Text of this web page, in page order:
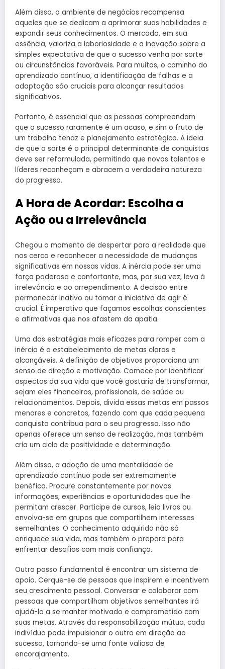
Além disso, o ambiente de negócios recompensa
aqueles que se dedicam a aprimorar suas habilidades e
expandir seus conhecimentos. O mercado, em sua
essência, valoriza a laboriosidade e a inovação sobre a
simples expectativa de que o sucesso venha por sorte
ou circunstâncias favoráveis. Para muitos, o caminho do
aprendizado contínuo, a identificação de falhas e a
adaptação são cruciais para alcançar resultados
significativos.
Portanto, é essencial que as pessoas compreendam
que o sucesso raramente é um acaso, e sim o fruto de
um trabalho tenaz e planejamento estratégico. A ideia
de que a sorte é o principal determinante de conquistas
deve ser reformulada, permitindo que novos talentos e
líderes reconheçam e abracem a verdadeira natureza
do progresso.
A Hora de Acordar: Escolha a
Ação ou a Irrelevância
Chegou o momento de despertar para a realidade que
nos cerca e reconhecer a necessidade de mudanças
significativas em nossas vidas. A inércia pode ser uma
força poderosa e confortante, mas, por sua vez, leva à
irrelevância e ao arrependimento. A decisão entre
permanecer inativo ou tomar a iniciativa de agir é
crucial. É imperativo que façamos escolhas conscientes
e afirmativas que nos afastem da apatia.
Uma das estratégias mais eficazes para romper com a
inércia é o estabelecimento de metas claras e
alcançáveis. A definição de objetivos proporciona um
senso de direção e motivação. Comece por identificar
aspectos da sua vida que você gostaria de transformar,
sejam eles financeiros, profissionais, de saúde ou
relacionamentos. Depois, divida essas metas em passos
menores e concretos, fazendo com que cada pequena
conquista contribua para o seu progresso. Isso não
apenas oferece um senso de realização, mas também
cria um ciclo de positividade e determinação.
Além disso, a adoção de uma mentalidade de
aprendizado contínuo pode ser extremamente
benéfica. Procure constantemente por novas
informações, experiências e oportunidades que lhe
permitam crescer. Participe de cursos, leia livros ou
envolva-se em grupos que compartilhem interesses
semelhantes. O conhecimento adquirido não só
enriquece sua vida, mas também o prepara para
enfrentar desafios com mais confiança.
Outro passo fundamental é encontrar um sistema de
apoio. Cerque-se de pessoas que inspirem e incentivem
seu crescimento pessoal. Conversar e colaborar com
pessoas que compartilham objetivos semelhantes irá
ajudá-lo a se manter motivado e comprometido com
suas metas. Através da responsabilização mútua, cada
indivíduo pode impulsionar o outro em direção ao
sucesso, tornando-se uma fonte valiosa de
encorajamento.